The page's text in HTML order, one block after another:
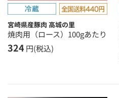
宮崎県産豚肉 高城の里
焼肉用（ロース）100gあたり
324 円(税込)